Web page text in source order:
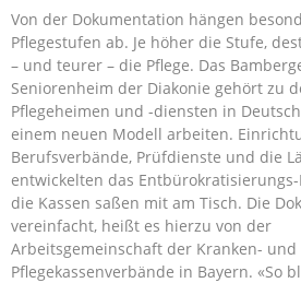
Von der Dokumentation hängen
Pflegestufen ab. Je höher die Stufe,
– und teurer – die Pflege. Das
Seniorenheim der Diakonie gehört zu
Pflegeheimen und -diensten in
einem neuen Modell arbeiten.
Berufsverbände, Prüfdienste und die
entwickelten das
die Kassen saßen mit am Tisch. Die
vereinfacht, heißt es hierzu von der
Arbeitsgemeinschaft der Kranken- und
Pflegekassenverbände in Bayern. «So